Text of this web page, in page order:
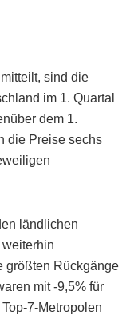
sind die
im 1. Quartal
dem 1.
die Preise sechs
ländlichen
größten Rückgänge
mit -9,5% für
7-Metropolen